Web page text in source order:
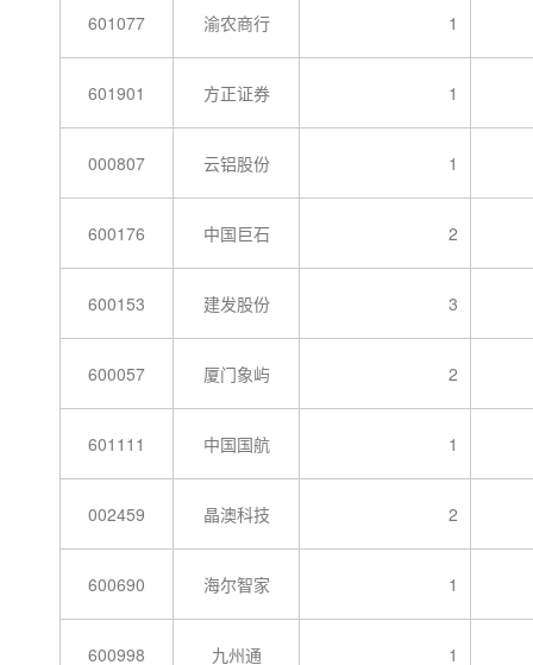
601077 渝农商行 1
601901 方正证券 1
000807 云铝股份 1
600176 中国巨石 2
600153 建发股份 3
600057 厦门象屿 2
601111 中国国航 1
002459 晶澳科技 2
600690 海尔智家 1
600998 九州通 1